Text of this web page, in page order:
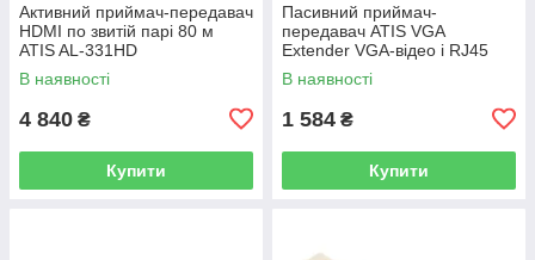
Активний приймач-передавач
HDMI по звитій парі 80 м
ATIS AL-331HD
В наявності
4 840 ₴
Купити
Пасивний приймач-
передавач ATIS VGA
Extender VGA-відео і RJ45
В наявності
1 584 ₴
Купити